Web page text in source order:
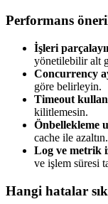
Performans
İşleri
yönetilebilir alt
Concurrency
göre belirleyin.
Timeout
kilitlemesin.
Önbellekleme
cache ile azaltın.
Log ve metrik
ve işlem süresi
Hangi hatalar